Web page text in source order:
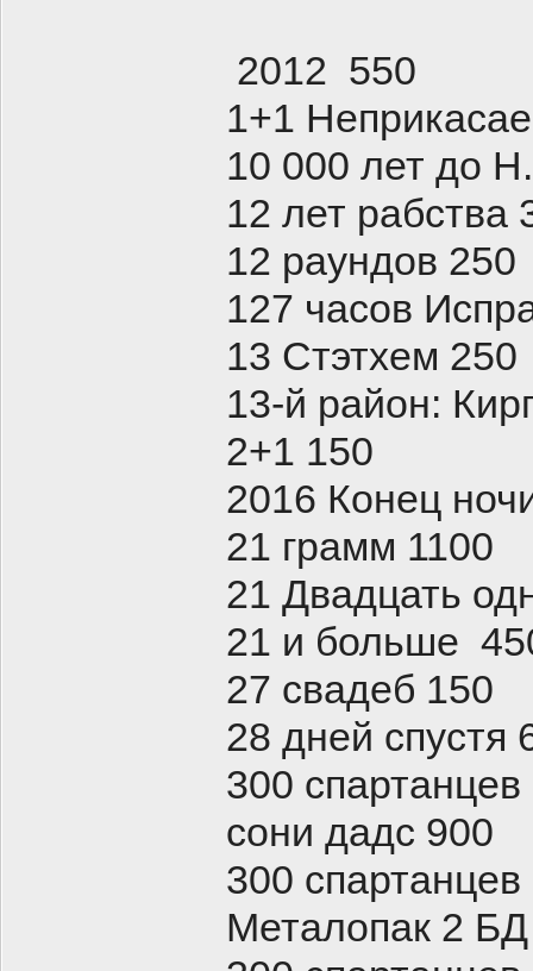
2012 550
1+1
10 000 лет до
12 лет рабства
12 раундов 250
127 часов
13 Стэтхем 250
13-й район:
2+1 150
2016 Конец
21 грамм 1100
21 Двадцать
21 и больше
27 свадеб 150
28 дней спустя
300
сони дадс 900
300
Металопак 2